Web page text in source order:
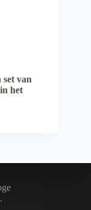
van
het